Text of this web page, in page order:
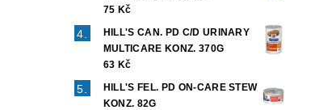
75 Kč
HILL'S CAN. PD C/D URINARY
MULTICARE KONZ. 370G
63 Kč
HILL'S FEL. PD ON-CARE STEW
KONZ. 82G